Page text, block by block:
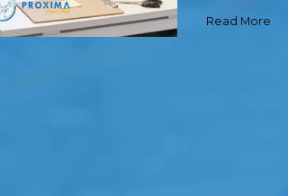
Read More